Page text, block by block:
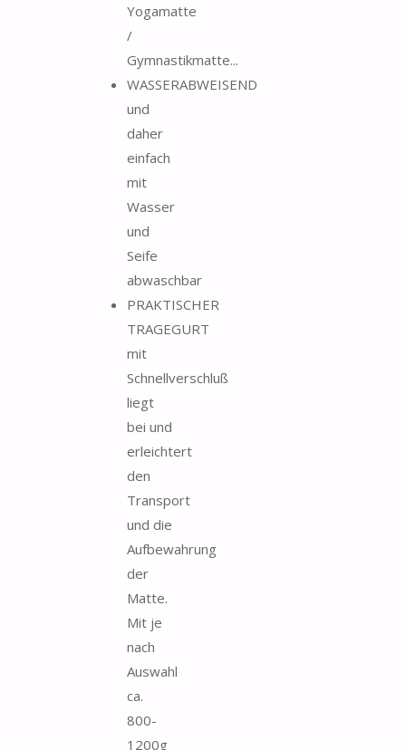
Yogamatte
/
Gymnastikmatte...
WASSERABWEISEND
und
daher
einfach
mit
Wasser
und
Seife
abwaschbar
PRAKTISCHER
TRAGEGURT
mit
Schnellverschluß
liegt
bei und
erleichtert
den
Transport
und die
Aufbewahrung
der
Matte.
Mit je
nach
Auswahl
ca.
800-
1200g